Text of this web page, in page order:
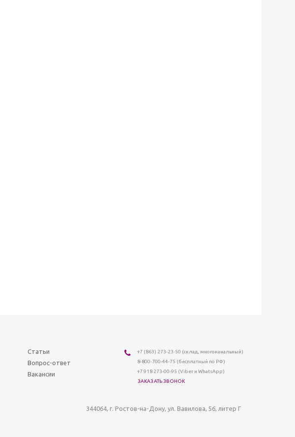
Статьи
Вопрос-ответ
Вакансии
+7 (863) 273-23-50 (склад, многоканальный)
8-800-700-44-75 (бесплатный по РФ)
+7 918 273-00-95 (Viber и WhatsApp)
ЗАКАЗАТЬ ЗВОНОК
344064, г. Ростов-на-Дону, ул. Вавилова, 56, литер Г